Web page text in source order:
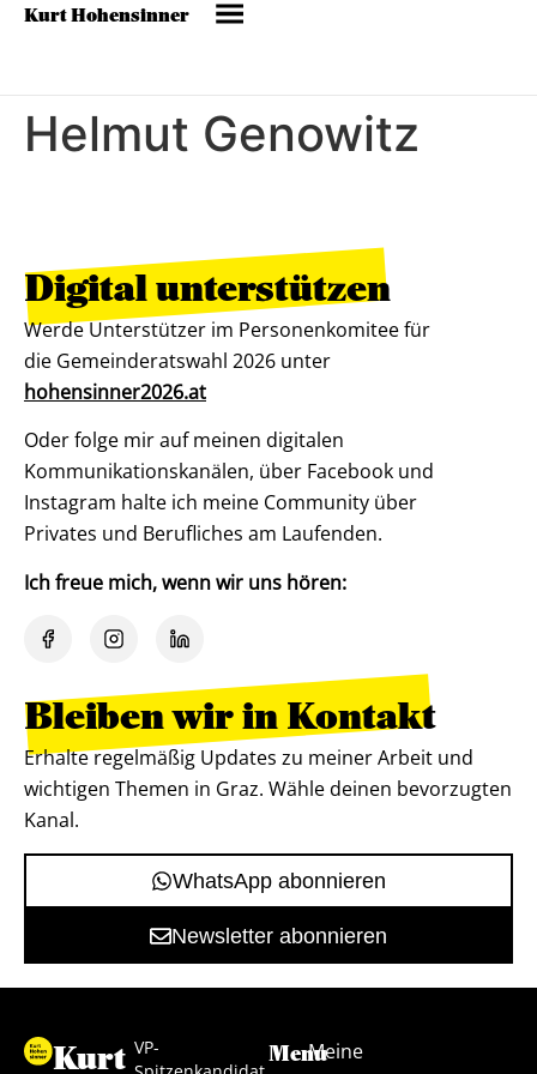
Kurt Hohensinner
Helmut Genowitz
Digital unterstützen
Werde Unterstützer im Personenkomitee für
die Gemeinderatswahl 2026 unter
hohensinner2026.at
Oder folge mir auf meinen digitalen
Kommunikationskanälen, über Facebook und
Instagram halte ich meine Community über
Privates und Berufliches am Laufenden.
Ich freue mich, wenn wir uns hören:
Bleiben wir in Kontakt
Erhalte regelmäßig Updates zu meiner Arbeit und
wichtigen Themen in Graz. Wähle deinen bevorzugten
Kanal.
WhatsApp abonnieren
Newsletter abonnieren
Kurt VP-
MenuMeine